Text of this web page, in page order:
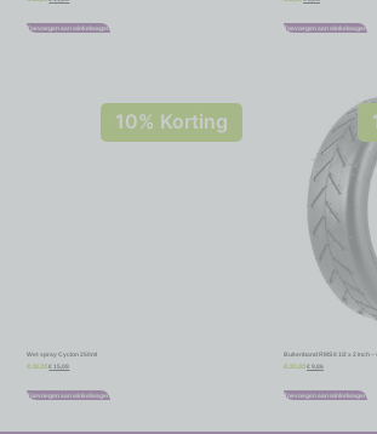
Toevoegen aan winkelwagen Toevoegen aan winkelwagen
10% Korting
Wet spray Cyclon 250ml
€16,75 € 15,08
Toevoegen aan winkelwagen
Buitenband RMS 8 1/2 x 2 inch
€ 10,95 € 9,86
Toevoegen aan winkelwagen